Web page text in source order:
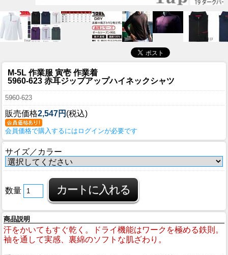
M-5L 作業服 寅壱 作業着
5960-623 赤耳ジップアップハイネックシャツ
5960-623
販売価格2,547円 (税込)
会員価格で購入するにはログインが必要です
サイズ／カラー
数量
商品説明
汗をかいてもすぐ乾く。ドライ機能はワークを極める鉄則。
袖を通して実感、裏綿のソフトな肌ざわり。